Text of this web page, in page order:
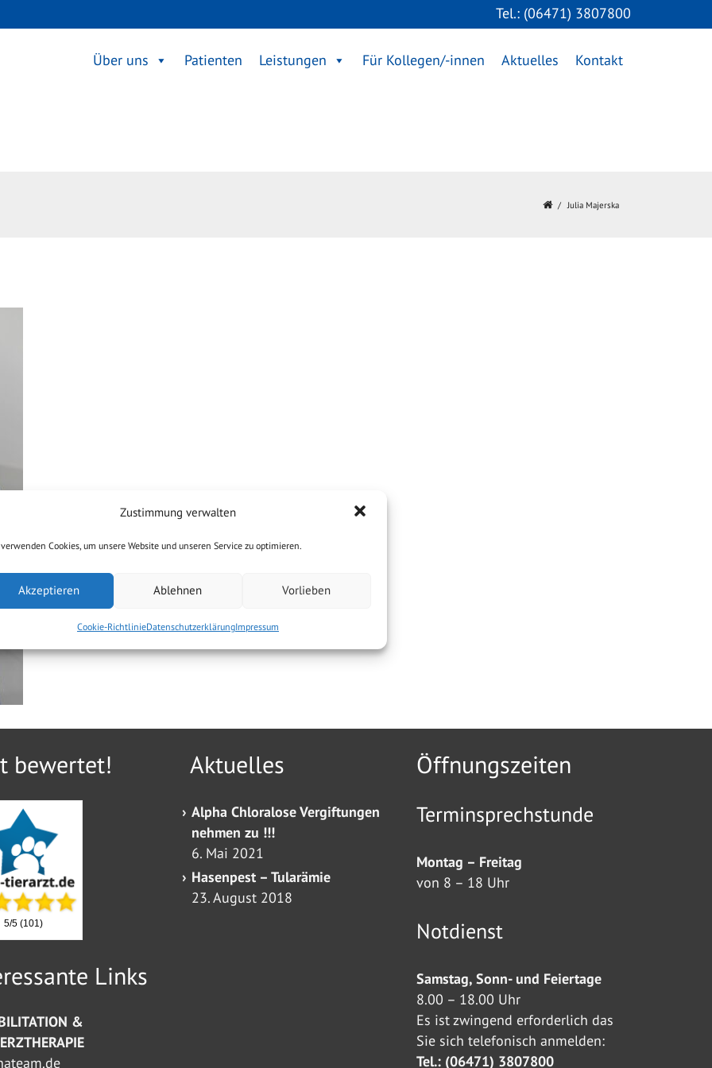
Zustimmung verwalten
Cookies, um unsere Website und unseren Service zu optimieren.
Akzeptieren Ablehnen Vorlieben
Cookie-RichtlinieDatenschutzerklärungImpressum
Tel.: (06471) 3807800
Über uns Patienten Leistungen Für Kollegen/-innen Aktuelles Kontakt
Julia Majerska
bewertet!
5/5(101)
Links
&
Aktuelles
Alpha Chloralose Vergiftungen
nehmen zu !!!
6. Mai 2021
Hasenpest – Tularämie
23. August 2018
Öffnungszeiten
Terminsprechstunde
Montag – Freitag
von 8 – 18 Uhr
Notdienst
Samstag, Sonn- und Feiertage
8.00 – 18.00 Uhr
Es ist zwingend erforderlich das
Sie sich telefonisch anmelden:
Tel.: (06471) 3807800